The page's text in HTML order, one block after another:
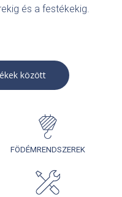
és a festékekig.
között
FÖDÉMRENDSZEREK